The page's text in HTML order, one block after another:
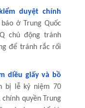
duyệt chính
ở Trung Quốc
chủ động tránh
để tránh rắc rối
diều giấy và bồ
bị lễ kỷ niệm 70
quyền Trung